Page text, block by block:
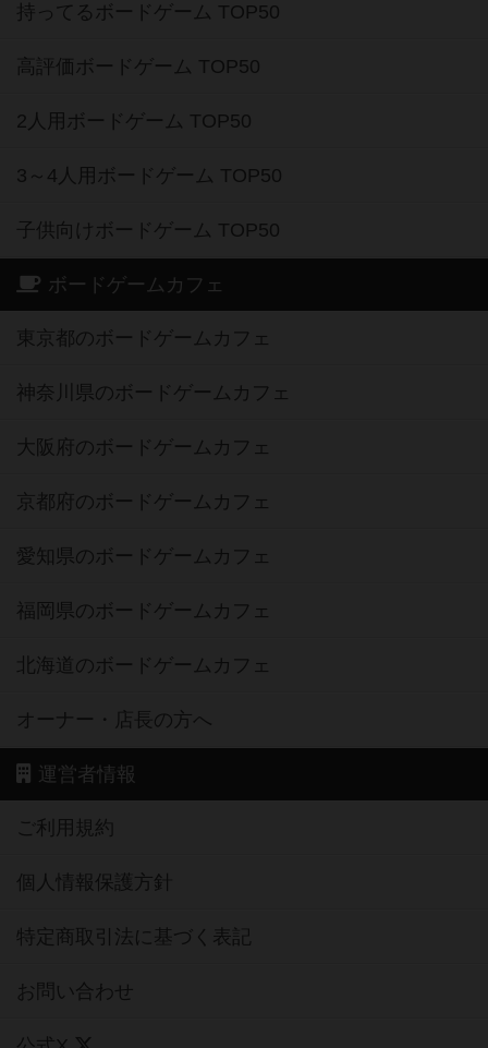
持ってるボードゲーム TOP50
高評価ボードゲーム TOP50
2人用ボードゲーム TOP50
3～4人用ボードゲーム TOP50
子供向けボードゲーム TOP50
ボードゲームカフェ
東京都のボードゲームカフェ
神奈川県のボードゲームカフェ
大阪府のボードゲームカフェ
京都府のボードゲームカフェ
愛知県のボードゲームカフェ
福岡県のボードゲームカフェ
北海道のボードゲームカフェ
オーナー・店長の方へ
運営者情報
ご利用規約
個人情報保護方針
特定商取引法に基づく表記
お問い合わせ